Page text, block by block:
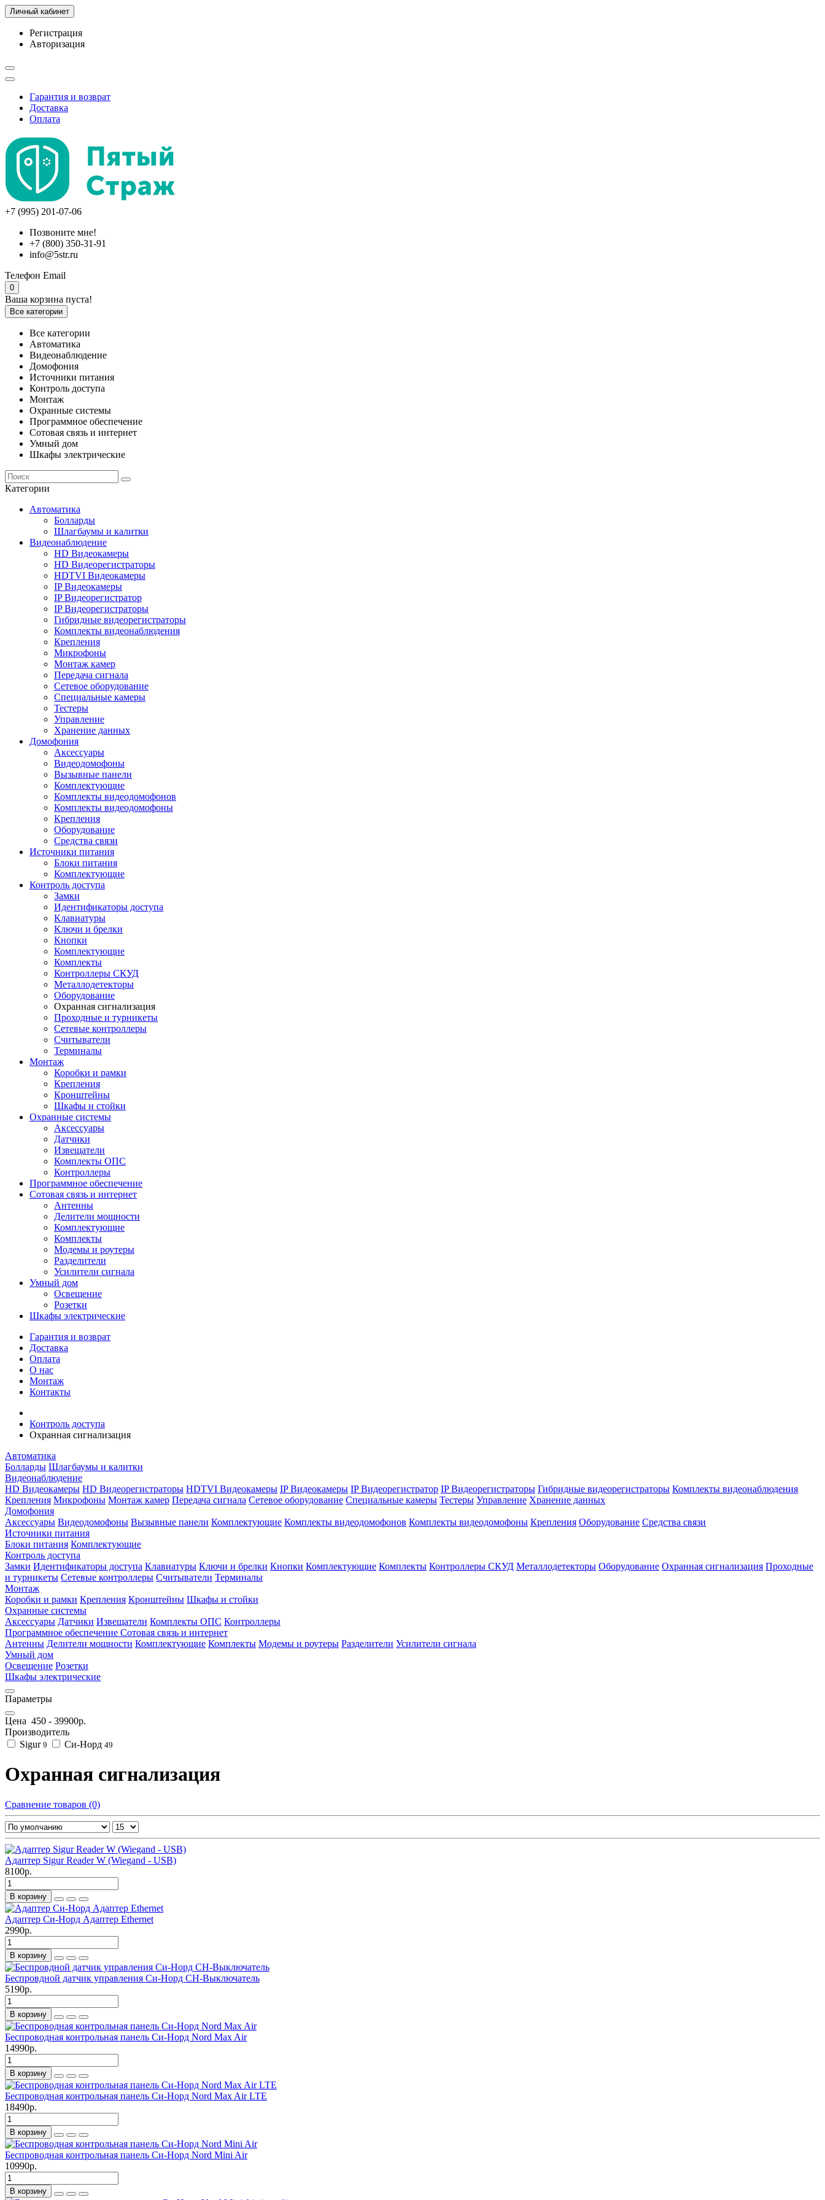
Личный кабинет
Регистрация
Авторизация
Гарантия и возврат
Доставка
Оплата
+7 (995) 201-07-06
Позвоните мне!
+7 (800) 350-31-91
info@5str.ru
Телефон Email
0
Ваша корзина пуста!
Все категории
Все категории
Автоматика
Видеонаблюдение
Домофония
Источники питания
Контроль доступа
Монтаж
Охранные системы
Программное обеспечение
Сотовая связь и интернет
Умный дом
Шкафы электрические
Категории
Автоматика
Болларды
Шлагбаумы и калитки
Видеонаблюдение
HD Видеокамеры
HD Видеорегистраторы
HDTVI Видеокамеры
IP Видеокамеры
IP Видеорегистратор
IP Видеорегистраторы
Гибридные видеорегистраторы
Комплекты видеонаблюдения
Крепления
Микрофоны
Монтаж камер
Передача сигнала
Сетевое оборудование
Специальные камеры
Тестеры
Управление
Хранение данных
Домофония
Аксессуары
Видеодомофоны
Вызывные панели
Комплектующие
Комплекты видеодомофонов
Комплекты видеодомофоны
Крепления
Оборудование
Средства связи
Источники питания
Блоки питания
Комплектующие
Контроль доступа
Замки
Идентификаторы доступа
Клавиатуры
Ключи и брелки
Кнопки
Комплектующие
Комплекты
Контроллеры СКУД
Металлодетекторы
Оборудование
Охранная сигнализация
Проходные и турникеты
Сетевые контроллеры
Считыватели
Терминалы
Монтаж
Коробки и рамки
Крепления
Кронштейны
Шкафы и стойки
Охранные системы
Аксессуары
Датчики
Извещатели
Комплекты ОПС
Контроллеры
Программное обеспечение
Сотовая связь и интернет
Антенны
Делители мощности
Комплектующие
Комплекты
Модемы и роутеры
Разделители
Усилители сигнала
Умный дом
Освещение
Розетки
Шкафы электрические
Гарантия и возврат
Доставка
Оплата
О нас
Монтаж
Контакты
Контроль доступа
Охранная сигнализация
Автоматика
Болларды Шлагбаумы и калитки
Видеонаблюдение
HD Видеокамеры HD Видеорегистраторы HDTVI Видеокамеры IP Видеокамеры IP Видеорегистратор IP Видеорегистраторы Гибридные видеорегистраторы Комплекты видеонаблюдения
Крепления Микрофоны Монтаж камер Передача сигнала Сетевое оборудование Специальные камеры Тестеры Управление Хранение данных
Домофония
Аксессуары Видеодомофоны Вызывные панели Комплектующие Комплекты видеодомофонов Комплекты видеодомофоны Крепления Оборудование Средства связи
Источники питания
Блоки питания Комплектующие
Контроль доступа
Замки Идентификаторы доступа Клавиатуры Ключи и брелки Кнопки Комплектующие Комплекты Контроллеры СКУД Металлодетекторы Оборудование Охранная сигнализация Проходные
и турникеты Сетевые контроллеры Считыватели Терминалы
Монтаж
Коробки и рамки Крепления Кронштейны Шкафы и стойки
Охранные системы
Аксессуары Датчики Извещатели Комплекты ОПС Контроллеры
Программное обеспечение Сотовая связь и интернет
Антенны Делители мощности Комплектующие Комплекты Модемы и роутеры Разделители Усилители сигнала
Умный дом
Освещение Розетки
Шкафы электрические
Параметры
Цена 450 - 39900р.
Производитель
Sigur 9 Си-Норд 49
Охранная сигнализация
Сравнение товаров (0)
Адаптер Sigur Reader W (Wiegand - USB)
8100р.
В корзину
Адаптер Си-Норд Адаптер Ethernet
2990р.
В корзину
Беспровдной датчик управления Си-Норд СН-Выключатель
5190р.
В корзину
Беспроводная контрольная панель Си-Норд Nord Max Air
14990р.
В корзину
Беспроводная контрольная панель Си-Норд Nord Max Air LTE
18490р.
В корзину
Беспроводная контрольная панель Си-Норд Nord Mini Air
10990р.
В корзину